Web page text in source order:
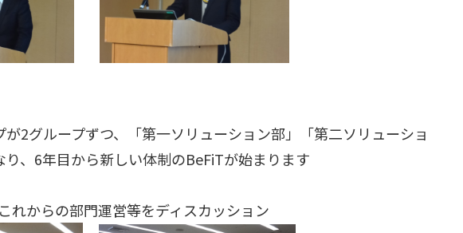
が2グループずつ、「第一ソリューション部」「第二ソリューショ
、 6年目から新しい体制のBeFiTが始まります
れからの部門運営等をディスカッション